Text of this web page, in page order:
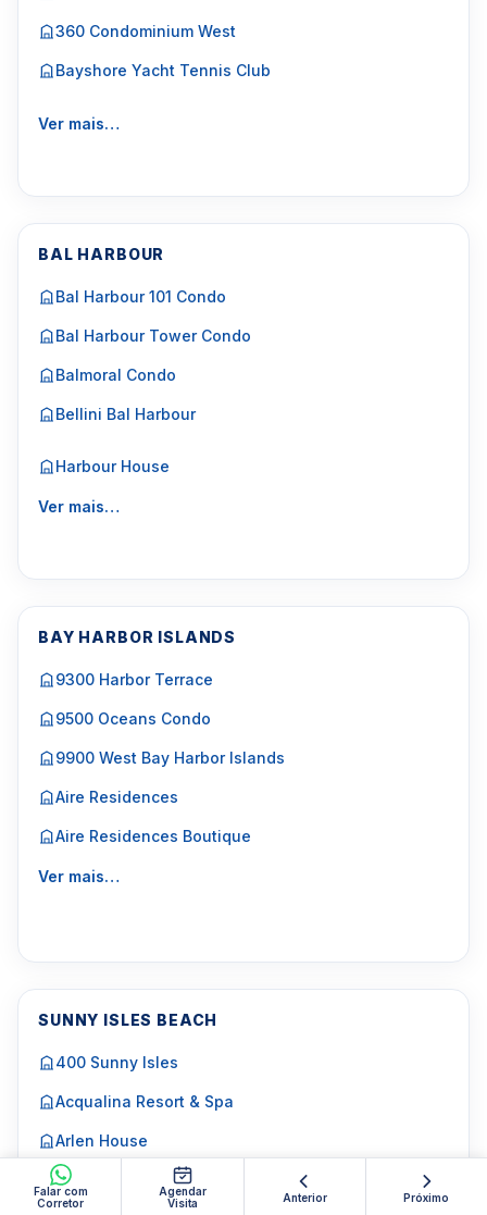
Falar com
Corretor
Agendar
Visita
Anterior Próximo
360 Condominium West
Bayshore Yacht Tennis Club
Ver mais…
BAL HARBOUR
Bal Harbour 101 Condo
Bal Harbour Tower Condo
Balmoral Condo
Bellini Bal Harbour
Harbour House
Ver mais…
BAY HARBOR ISLANDS
9300 Harbor Terrace
9500 Oceans Condo
9900 West Bay Harbor Islands
Aire Residences
Aire Residences Boutique
Ver mais…
SUNNY ISLES BEACH
400 Sunny Isles
Acqualina Resort & Spa
Arlen House
Aurora